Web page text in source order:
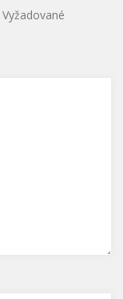
Vyžadované